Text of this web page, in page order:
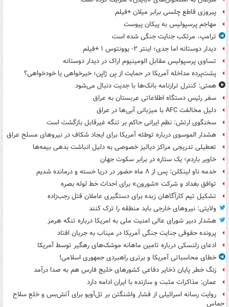
پیروزی قاطع چلسی برابر میلان +فیلم
مهاجم پرسپولیس به پیکان پیوست
ترامپ، مرتکب جنایت جنگی شده است
دیدار دوستانه اما جدی؛ اینتر ۲- یوونتوس ۱ +فیلم
تساوی پرسپولیس مقابل الومینیوم اراک در دیدار دوستانه
پشت‌پرده مداخله آمریکا در حمایت از یِن ژاپن؛ خیرخواهی یا خودخواهی؟
همتی: کنترل ترازنامه بانک‌ها با جدیت دنبال می‌شود
سفر رئیس دستگاه اطلاعاتی عربستان به عراق
دلیل مخالفت AFC با میزبانی آبی‌ها در عراق
سخنگوی ارتش: نظم ایرانی حاکم بر تنگه غیرقابل بازگشت است
هشدار الموسوی درباره توطئه آمریکا برای ایجاد شکاف در نیروهای مسلح عراق
تعطیلی تدریجی مراکز دیالیز خصوصی به دلیل انباشت بدهی بیمه‌ها
خاویر باردم؛ یک ستاره در برابر سکوت جهان
خدمه ناو لینکلن: پس از ۸ ماه حضور در دریا خسته و درمانده‌ شدیم
توافق بغداد و شرکت «شورون» برای احداث خط لوله بصره
تشکیل تیم کارآگاهان زبده برای دستگیری عاملان قتل رجب‌زاده
ولایتی: نیروهای خارجی باید منطقه را ترک کنند
هشدار دبیر شورای عالی امنیت ملی به امریکا درباره تنگه هرمز
پرونده حقوقی جنایت جنگی آمریکا در میناب به جریان افتاد
ادعای زلنسکی درباره تامین ماهانه موشک‌های رهگیر توسط آمریکا
خطای محاسباتی آمریکا و برتری راهبردی جمهوری اسلامی!
زنگ خطر پایان ذخایر دفاعی کشورهای خلیج فارس هم به صدا درآمد
عمان: مذاکرات مثبت و سازنده با ایران ادامه دارد
روایت رسانه اسرائیلی از فشار واشنگتن بر تل‌آویو برای آتش‌بس و خلع سلاح
حماس